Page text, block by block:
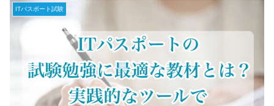
ITパスポート試験